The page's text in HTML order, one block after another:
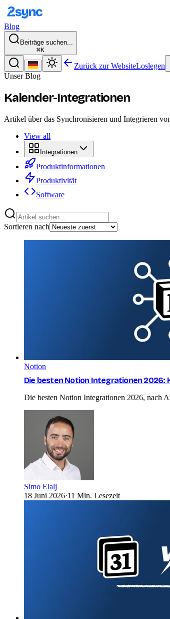
Blog
Beiträge suchen...
⌘K
Zurück zur WebsiteLoslegen
Unser Blog
Kalender-Integrationen
Artikel über das Synchronisieren und Integrieren
View all
Integrationen
Produktinformationen
Produktivität
Software
Sortieren nach
Notion
Die besten Notion Integrationen 2026:
Die besten Notion Integrationen 2026, nach
Simo Elalj
18 Juni 2026·11 Min. Lesezeit